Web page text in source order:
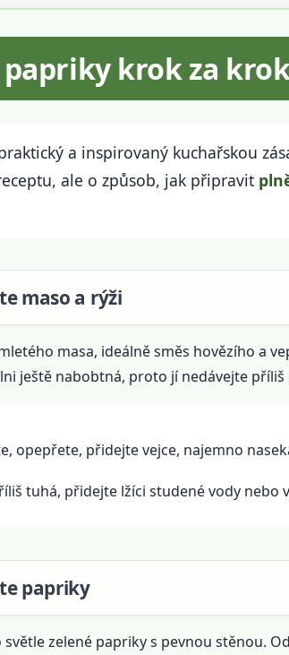
papriky krok za
a inspirovaný kuchařskou
ale o způsob, jak připravit
maso a rýži
masa, ideálně směs hovězího a
ještě nabobtná, proto jí nedávejte
opepřete, přidejte vejce, najemno
tuhá, přidejte lžíci studené vody nebo
papriky
zelené papriky s pevnou stěnou.